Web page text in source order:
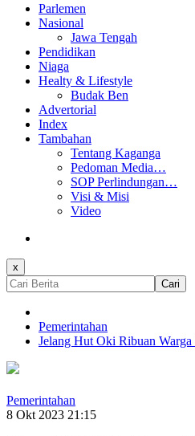
Parlemen
Nasional
Jawa Tengah
Pendidikan
Niaga
Healty & Lifestyle
Budak Ben
Advertorial
Index
Tambahan
Tentang Kaganga
Pedoman Media…
SOP Perlindungan…
Visi & Misi
Video
x
Cari
Pemerintahan
Jelang Hut Oki Ribuan
Pemerintahan
8 Okt 2023 21:15